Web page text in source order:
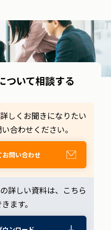
ついて相談する
しくお聞きになりたい
合わせください。
問い合わせ
詳しい資料は、こちら
ます。